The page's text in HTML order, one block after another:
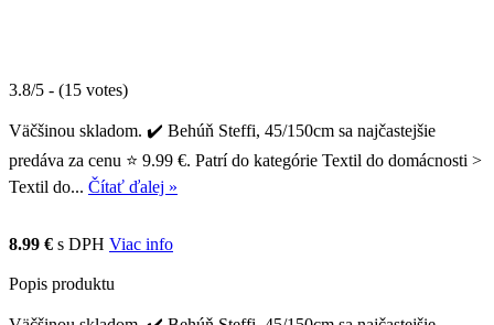
3.8/5 - (15 votes)
Väčšinou skladom. ✔️ Behúň Steffi, 45/150cm sa najčastejšie
predáva za cenu ⭐ 9.99 €. Patrí do kategórie Textil do domácnosti >
Textil do... Čítať ďalej »
8.99 € s DPH Viac info
Popis produktu